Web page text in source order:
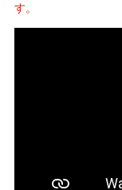
す。